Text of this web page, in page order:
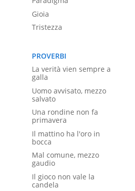
Gioia
Tristezza
PROVERBI
La verità vien sempre a
galla
Uomo avvisato, mezzo
salvato
Una rondine non fa
primavera
Il mattino ha l'oro in
bocca
Mal comune, mezzo
gaudio
Il gioco non vale la
candela